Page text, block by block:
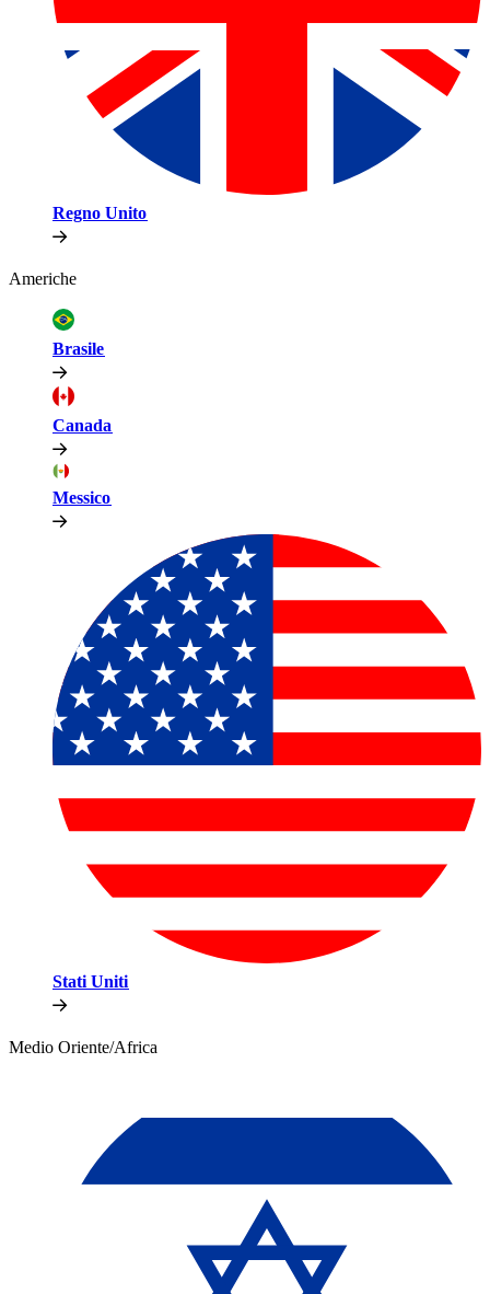
Regno Unito​​
Americhe​​
Brasile​​
Canada​​
Messico​​
Stati Uniti​​
Medio Oriente/Africa​​